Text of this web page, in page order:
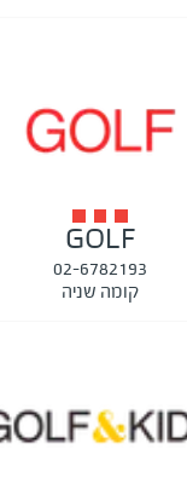
GOLF
02-6782193
קומה שניה